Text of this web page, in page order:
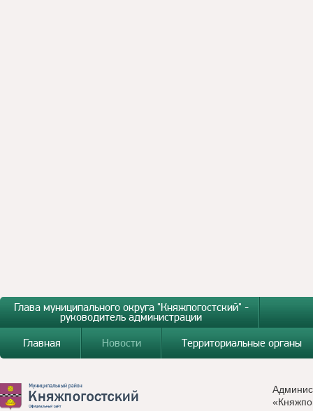
Глава муниципального округа "Княжпогостский" -
руководитель администрации
Главная
Новости Территориальные органы